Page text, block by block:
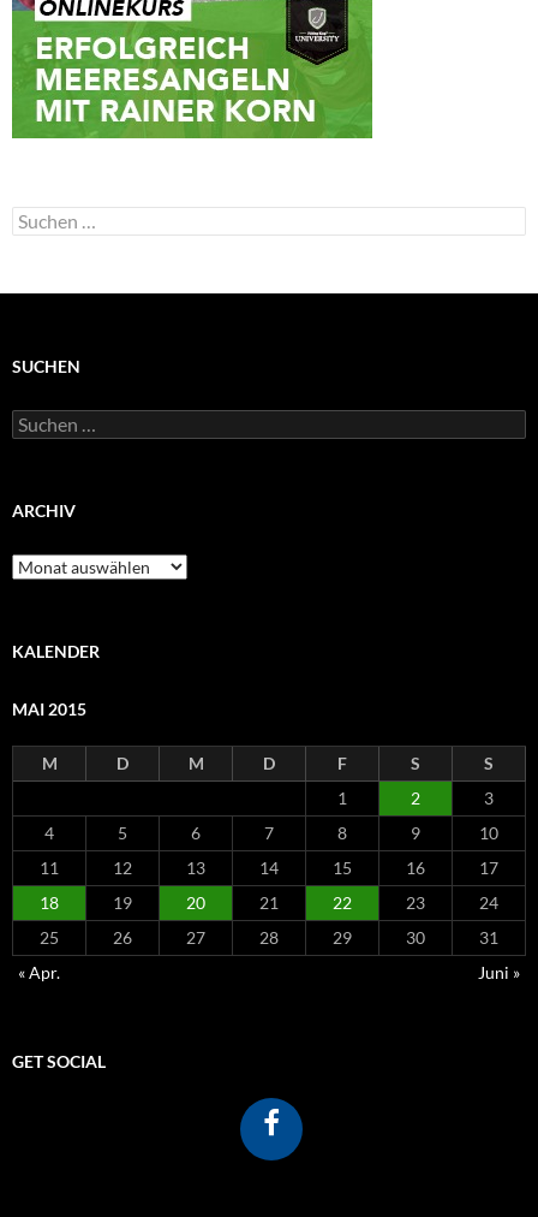
Suchen
nach:
SUCHEN
Suchen
nach:
ARCHIV
Archiv
KALENDER
MAI 2015
M D M D F S
S
1
2
3
4
5 6 7 8 9
10
11
12 13 14 15 16
17
18
19 20 21 22 23
24
25
26 27 28 29 30
31
« Apr.
Juni »
GET SOCIAL